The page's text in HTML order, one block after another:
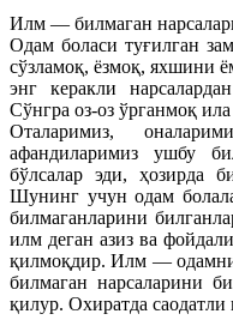
Илм — билмаган
Одам боласи туғилган
сўзламоқ, ёзмоқ, яхшини
энг керакли
Сўнгра оз-оз ўрганмоқ
Оталаримиз,
афандиларимиз ушбу
бўлсалар эди, ҳозирда
Шунинг учун одам
билмаганларини
илм деган азиз ва
қилмоқдир. Илм —
билмаган нарсаларини
қилур. Охиратда